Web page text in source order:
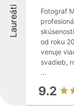
Laureáti
Fotograf
od roku
venuje
svadieb,
...
9.2